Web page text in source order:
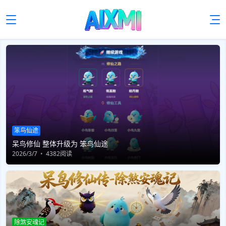
笨鸟仙途
呆鸟修仙 整体升级为 笨鸟仙途
2026/3/7 4382阅读
除煞安魂记